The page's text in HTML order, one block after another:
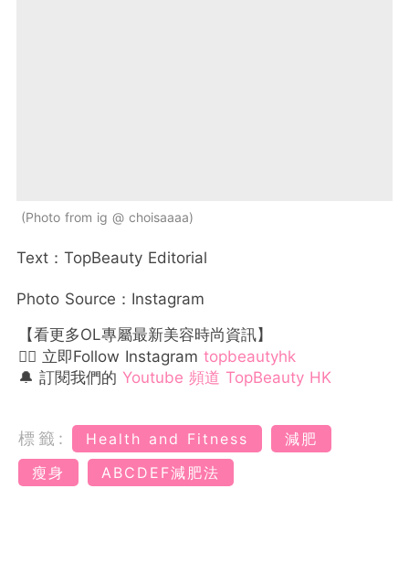
Photo from ig @ choisaaaa
Text：TopBeauty Editorial
Photo Source：Instagram
【看更多OL專屬最新美容時尚資訊】
👉🏻 立即Follow Instagram topbeautyhk
🔔 訂閱我們的 Youtube 頻道 TopBeauty HK
標籤: Health and Fitness
減肥
瘦身
ABCDEF減肥法